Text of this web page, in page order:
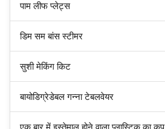
पाम लीफ प्लेट्स
डिम सम बांस स्टीमर
सुशी मेकिंग किट
बायोडिग्रेडेबल गन्ना टेबलवेयर
एक बार में इस्तेमाल होने वाला प्लास्टिक का कप